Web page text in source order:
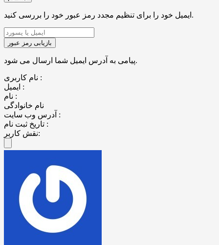
ایمیل خود را برای تنظیم مجدد رمز عبور خود را بررسی کنید.
پیامی به آدرس ایمیل شما ارسال می شود.
نام کاربری :
ایمیل :
نام :
نام خانوادگی
آدرس وب سایت :
تاریخ ثبت نام :
نقش کاربر: